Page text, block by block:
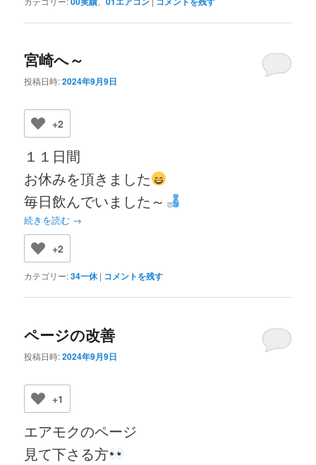
宮崎へ～
投稿日時:2024年9月9日
+2
１１日間
お休みを頂きました
毎日飲んでいました～
続きを読む →
+2
カテゴリー:34一休 | コメントを残す
ページの改善
投稿日時:2024年9月9日
+1
エアモクのページ
見て下さる方